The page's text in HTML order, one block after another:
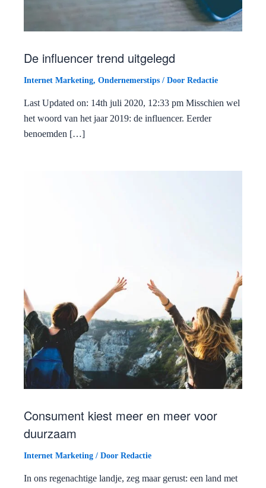
De influencer trend uitgelegd
Internet Marketing, Ondernemerstips / Door Redactie
Last Updated on: 14th juli 2020, 12:33 pm Misschien wel
het woord van het jaar 2019: de influencer. Eerder
benoemden […]
Consument kiest meer en meer voor
duurzaam
Internet Marketing / Door Redactie
In ons regenachtige landje, zeg maar gerust: een land met